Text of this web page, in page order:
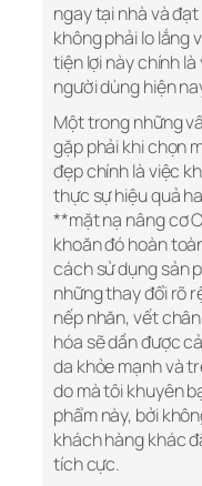
ngay tại nhà và
không phải lo lắng
tiện lợi này chính
người dùng hiện
Một trong những
gặp phải khi chọn
đẹp chính là việc
thực sự hiệu quả
**mặt nạ nâng cơ
khoăn đó hoàn
cách sử dụng sản
những thay đổi rõ
nếp nhăn, vết
hóa sẽ dần được
da khỏe mạnh và
do mà tôi khuyên
phẩm này, bởi
khách hàng khác
tích cực.